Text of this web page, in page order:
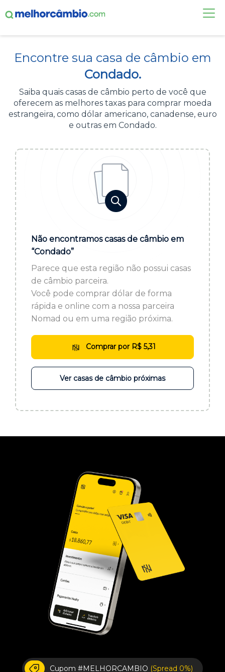
CASAS DE CÂMBIO
DÓLAR HOJE
ALERTA DE CÂMBIO
Acesse sua conta:
BROKER DE OFERTAS
ou cadastre-se se ainda não tem registro:
Encontre sua casa de câmbio em
Condado.
Saiba quais casas de câmbio perto de você que
oferecem as melhores taxas para comprar moeda
estrangeira, como dólar americano, canadense, euro
e outras em Condado.
Não encontramos casas de câmbio em
“Condado”
Parece que esta região não possui casas
de câmbio parceira.
Você pode comprar dólar de forma
rápida e online com a nossa parceira
Nomad ou em uma região próxima.
Comprar por R$ 5,31
Ver casas de câmbio próximas
Cupom #MELHORCAMBIO (Spread 0%)